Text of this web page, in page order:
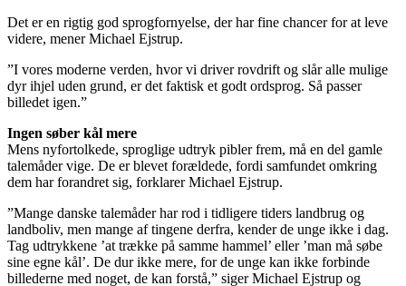
Det er en rigtig god sprogfornyelse, der har fine chancer for at leve
videre, mener Michael Ejstrup.
”I vores moderne verden, hvor vi driver rovdrift og slår alle mulige
dyr ihjel uden grund, er det faktisk et godt ordsprog. Så passer
billedet igen.”
Ingen søber kål mere
Mens nyfortolkede, sproglige udtryk pibler frem, må en del gamle
talemåder vige. De er blevet forældede, fordi samfundet omkring
dem har forandret sig, forklarer Michael Ejstrup.
”Mange danske talemåder har rod i tidligere tiders landbrug og
landboliv, men mange af tingene derfra, kender de unge ikke i dag.
Tag udtrykkene ’at trække på samme hammel’ eller ’man må søbe
sine egne kål’. De dur ikke mere, for de unge kan ikke forbinde
billederne med noget, de kan forstå,” siger Michael Ejstrup og